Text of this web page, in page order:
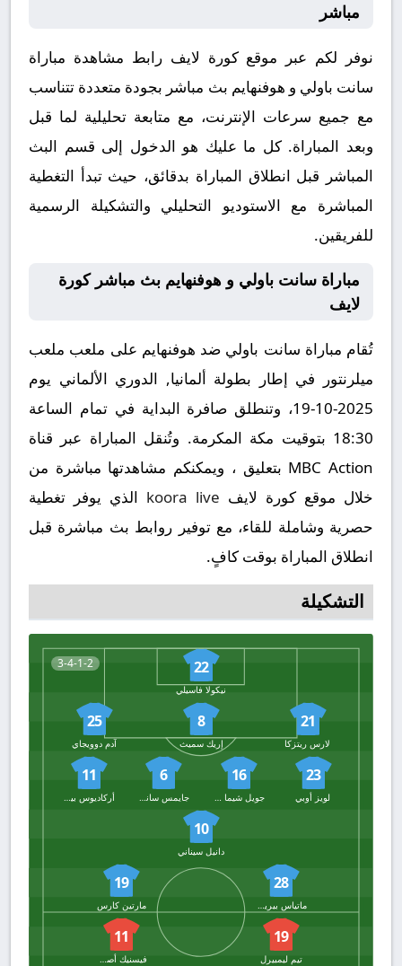
مباشر
نوفر لكم عبر موقع كورة لايف رابط مشاهدة مباراة
سانت باولي و هوفنهايم بث مباشر بجودة متعددة تتناسب
مع جميع سرعات الإنترنت، مع متابعة تحليلية لما قبل
وبعد المباراة. كل ما عليك هو الدخول إلى قسم البث
المباشر قبل انطلاق المباراة بدقائق، حيث تبدأ التغطية
المباشرة مع الاستوديو التحليلي والتشكيلة الرسمية
للفريقين.
مباراة سانت باولي و هوفنهايم بث مباشر كورة
لايف
تُقام مباراة سانت باولي ضد هوفنهايم على ملعب ملعب
ميلرنتور في إطار بطولة ألمانيا, الدوري الألماني يوم
2025-10-19، وتنطلق صافرة البداية في تمام الساعة
18:30 بتوقيت مكة المكرمة. وتُنقل المباراة عبر قناة
MBC Action بتعليق ، ويمكنكم مشاهدتها مباشرة من
خلال موقع كورة لايف koora live الذي يوفر تغطية
حصرية وشاملة للقاء، مع توفير روابط بث مباشرة قبل
انطلاق المباراة بوقت كافٍ.
التشكيلة
3-4-1-2 22
نيكولا فاسيلي
21
لارس ريتزكا
8
إريك سميث
25
آدم دوويجاي
23
لويز أوبي
16
جويل شيما فوجيتا
6
جايمس ساندس
11
أركاديوس بيركا
10
دانيل سيناني
28
ماتياس بيريرا لاج
19
مارتين كارس
19
تيم ليمبيرل
11
فيسنيك أصلاني